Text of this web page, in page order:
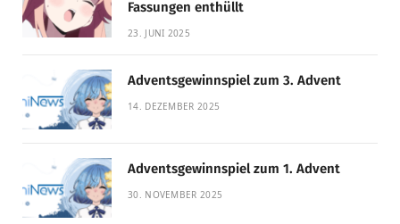
Fassungen enthüllt
23. JUNI 2025
Adventsgewinnspiel zum 3. Advent
14. DEZEMBER 2025
Adventsgewinnspiel zum 1. Advent
30. NOVEMBER 2025